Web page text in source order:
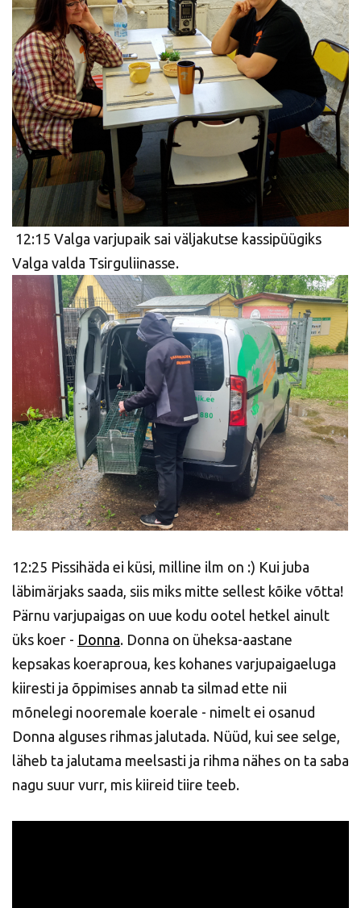
12:15 Valga varjupaik sai väljakutse kassipüügiks
Valga valda Tsirguliinasse.
12:25 Pissihäda ei küsi, milline ilm on :) Kui juba
läbimärjaks saada, siis miks mitte sellest kõike võtta!
Pärnu varjupaigas on uue kodu ootel hetkel ainult
üks koer - Donna. Donna on üheksa-aastane
kepsakas koeraproua, kes kohanes varjupaigaeluga
kiiresti ja õppimises annab ta silmad ette nii
mõnelegi nooremale koerale - nimelt ei osanud
Donna alguses rihmas jalutada. Nüüd, kui see selge,
läheb ta jalutama meelsasti ja rihma nähes on ta saba
nagu suur vurr, mis kiireid tiire teeb.